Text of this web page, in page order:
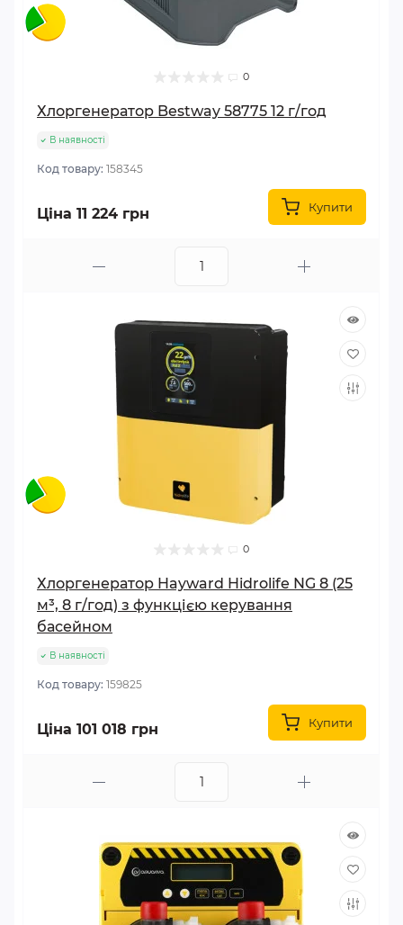
0
Хлоргенератор Bestway 58775 12 г/год
В наявності
Код товару: 158345
Ціна 11 224 грн Купити
0
Хлоргенератор Hayward Hidrolife NG 8 (25
м³, 8 г/год) з функцією керування
басейном
В наявності
Код товару: 159825
Ціна 101 018 грн Купити